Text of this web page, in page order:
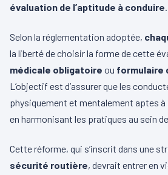
évaluation de l’aptitude à conduire.
Selon la réglementation adoptée,
la liberté de choisir la forme de cette
médicale obligatoire ou formulaire
L’objectif est d’assurer que les
physiquement et mentalement aptes
en harmonisant les pratiques au sein
Cette réforme, qui s’inscrit dans une
sécurité routière, devrait entrer en